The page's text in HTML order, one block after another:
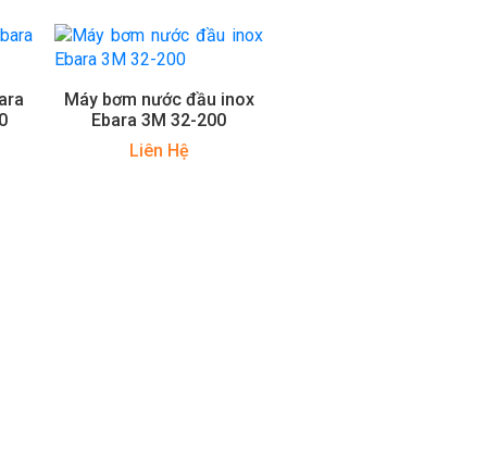
Máy bơm nước đầu inox
Ebara 3M 32-200
Liên Hệ